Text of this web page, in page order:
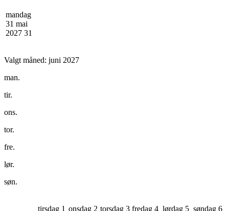
mandag
31 mai
2027 31
Valgt måned: juni 2027
man.
tir.
ons.
tor.
fre.
lør.
søn.
tirsdag 1 onsdag 2 torsdag 3 fredag 4 lørdag 5 søndag 6